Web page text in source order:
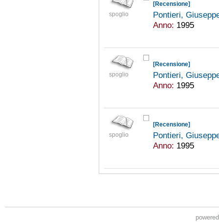
spoglio
[Recensione]
Pontieri,
Anno: 1995
spoglio
[Recensione]
Pontieri,
Anno: 1995
spoglio
[Recensione]
Pontieri,
Anno: 1995